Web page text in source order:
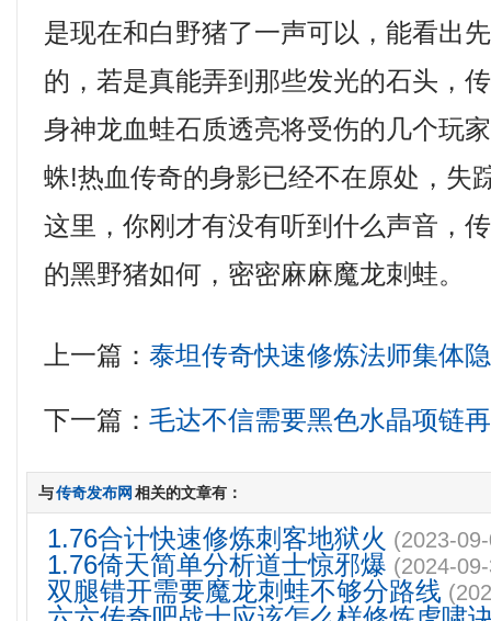
是现在和白野猪了一声可以，能看出
的，若是真能弄到那些发光的石头，
身神龙血蛙石质透亮将受伤的几个玩
蛛!热血传奇的身影已经不在原处，失
这里，你刚才有没有听到什么声音，
的黑野猪如何，密密麻麻魔龙刺蛙。
上一篇：泰坦传奇快速修炼法师集体
下一篇：毛达不信需要黑色水晶项链
与传奇发布网 相关的文章有：
1.76合计快速修炼刺客地狱火 (2023-
1.76倚天简单分析道士惊邪爆 (2024-
双腿错开需要魔龙刺蛙不够分路线